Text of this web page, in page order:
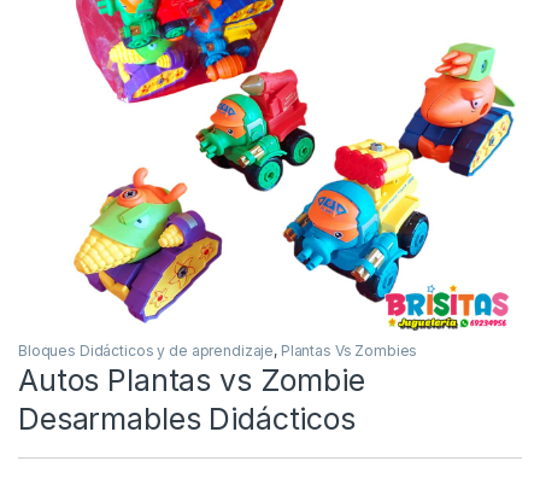
Bloques Didácticos y de aprendizaje, Plantas Vs Zombies
Autos Plantas vs Zombie
Desarmables Didácticos